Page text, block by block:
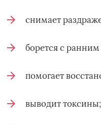
снимает
борется с
помогает
выводит токсины;